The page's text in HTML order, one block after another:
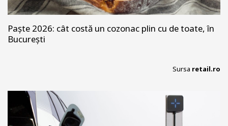
Paște 2026: cât costă un cozonac plin cu de toate, în
București
Sursa retail.ro